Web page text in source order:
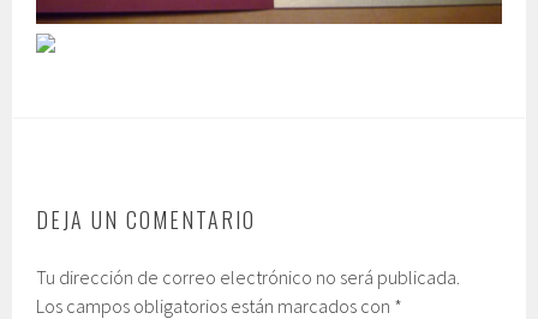
DEJA UN COMENTARIO
Tu dirección de correo electrónico no será publicada.
Los campos obligatorios están marcados con *